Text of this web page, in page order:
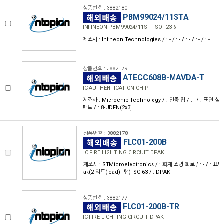
상품번호 : 3882180
PBM99024/11STA
INFINEON PBM99024/11ST - SOT23-6
제조사 : Infineon Technologies / : - / : - / : - / : - / : -
상품번호 : 3882179
ATECC608B-MAVDA-T
IC AUTHENTICATION CHIP
제조사 : Microchip Technology / : 인증 칩 / : - / : 표면 실
패드 / : 8-UDFN(2x3)
상품번호 : 3882178
FLC01-200B
IC FIRE LIGHTING CIRCUIT DPAK
제조사 : STMicroelectronics / : 화재 조명 회로 / : - / : 표
ak(2 리드(lead)+탭), SC-63 / : DPAK
상품번호 : 3882177
FLC01-200B-TR
IC FIRE LIGHTING CIRCUIT DPAK